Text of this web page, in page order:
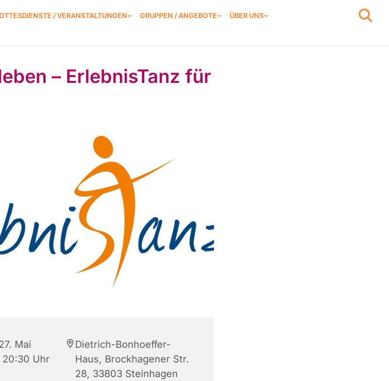
/ VERANSTALTUNGEN GRUPPEN / ANGEBOTE ÜBER UNS
– ErlebnisTanz für
Mai
20:30 Uhr
Dietrich-Bonhoeffer-
Haus, Brockhagener Str.
28, 33803 Steinhagen